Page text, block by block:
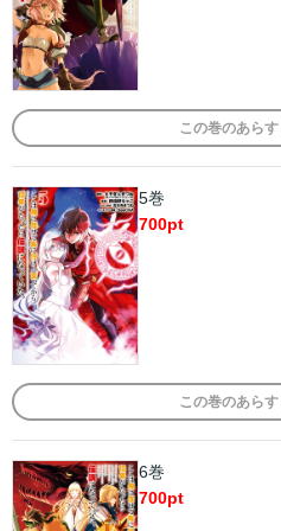
この巻のあらす
5巻
700pt
この巻のあらす
6巻
700pt